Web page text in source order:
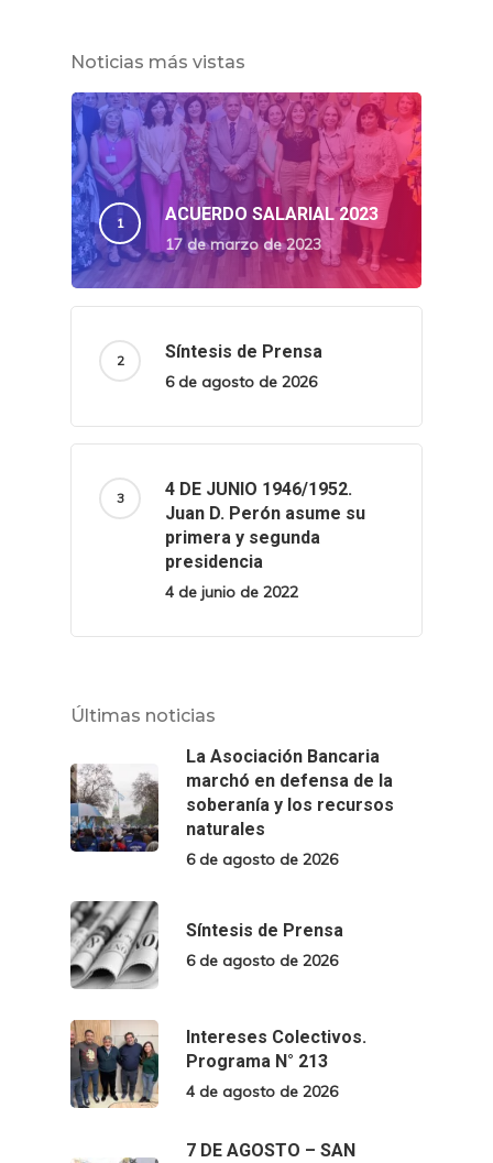
Noticias más vistas
ACUERDO SALARIAL 2023
17 de marzo de 2023
Síntesis de Prensa
6 de agosto de 2026
4 DE JUNIO 1946/1952.
Juan D. Perón asume su
primera y segunda
presidencia
4 de junio de 2022
Últimas noticias
La Asociación Bancaria
marchó en defensa de la
soberanía y los recursos
naturales
6 de agosto de 2026
Síntesis de Prensa
6 de agosto de 2026
Intereses Colectivos.
Programa N° 213
4 de agosto de 2026
7 DE AGOSTO – SAN